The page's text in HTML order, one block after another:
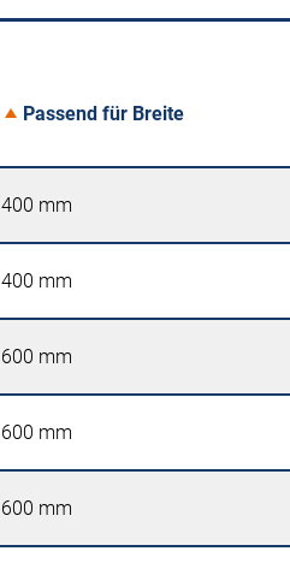
Passend für Breite
400 mm
400 mm
600 mm
600 mm
600 mm